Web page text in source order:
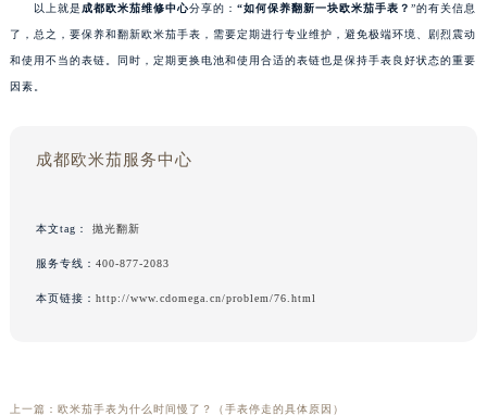
以上就是 成都欧米茄维修中心分享的： “如何保养翻新一块欧米茄手表？ ”的有关信息
了，总之，要保养和翻新欧米茄手表，需要定期进行专业维护，避免极端环境、剧烈震动
和使用不当的表链。同时，定期更换电池和使用合适的表链也是保持手表良好状态的重要
因素。
成都欧米茄服务中心
本文tag： 抛光翻新
服务专线： 400-877-2083
本页链接： http://www.cdomega.cn/problem/76.html
上一篇： 欧米茄手表为什么时间慢了？（手表停走的具体原因）